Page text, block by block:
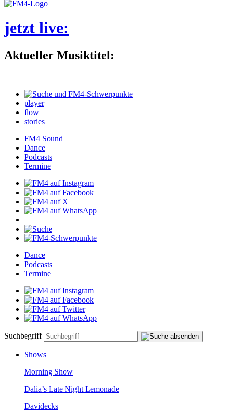
jetztlive:
AktuellerMusiktitel:
player
flow
stories
FM4Sound
Dance
Podcasts
Termine
Dance
Podcasts
Termine
Suchbegriff
Shows
MorningShow
Dalia’sLateNightLemonade
Davidecks